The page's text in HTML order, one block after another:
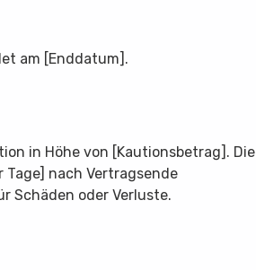
am [Enddatum].
in Höhe von [Kautionsbetrag]. Die
Tage] nach Vertragsende
Schäden oder Verluste.